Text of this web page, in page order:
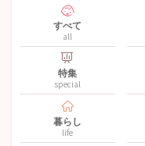
すべて
all
特集
special
暮らし
life